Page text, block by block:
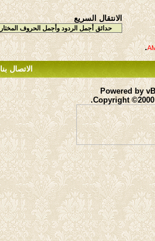
الانتقال السريع
.
الاتصال بنا
Powered by
Copyright